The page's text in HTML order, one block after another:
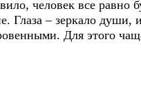
человек все равно
Глаза – зеркало
Для этого